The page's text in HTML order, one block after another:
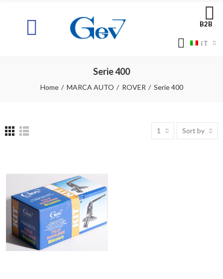
B2B
IT
Serie 400
Home MARCA AUTO ROVER Serie 400
1 Sort by